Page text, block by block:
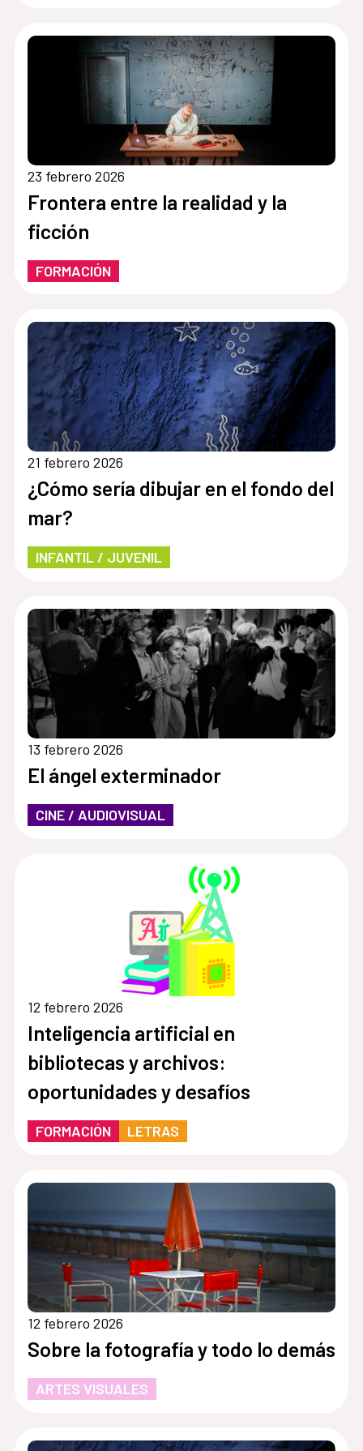
23 febrero 2026
Frontera entre la realidad y la
ficción
FORMACIÓN
21 febrero 2026
¿Cómo sería dibujar en el fondo del
mar?
INFANTIL / JUVENIL
13 febrero 2026
El ángel exterminador
CINE / AUDIOVISUAL
12 febrero 2026
Inteligencia artificial en
bibliotecas y archivos:
oportunidades y desafíos
FORMACIÓN LETRAS
12 febrero 2026
Sobre la fotografía y todo lo demás
ARTES VISUALES